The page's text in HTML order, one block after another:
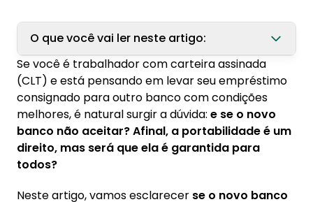
O que você vai ler neste artigo:
1. Como funciona a portabilidade de
consignado para trabalhadores CLT
1.1. Etapas do processo de portabilidade
2. O novo banco pode recusar a portabilidade
de consignado?
Central
Se você é trabalhador com carteira assinada
(CLT) e está pensando em levar seu empréstimo
consignado para outro banco com condições
melhores, é natural surgir a dúvida: e se o novo
banco não aceitar? Afinal, a portabilidade é um
direito, mas será que ela é garantida para
todos?
Neste artigo, vamos esclarecer se o novo banco